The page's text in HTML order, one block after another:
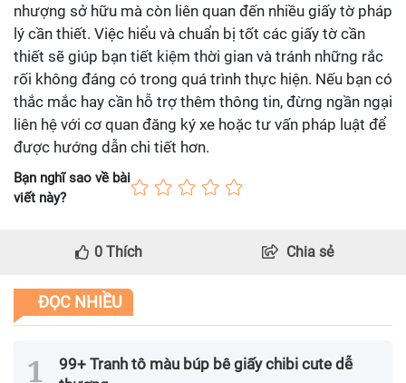
nhượng sở hữu mà còn liên quan đến nhiều giấy tờ pháp
lý cần thiết. Việc hiểu và chuẩn bị tốt các giấy tờ cần
thiết sẽ giúp bạn tiết kiệm thời gian và tránh những rắc
rối không đáng có trong quá trình thực hiện. Nếu bạn có
thắc mắc hay cần hỗ trợ thêm thông tin, đừng ngần ngại
liên hệ với cơ quan đăng ký xe hoặc tư vấn pháp luật để
được hướng dẫn chi tiết hơn.
Bạn nghĩ sao về bài
viết này?
0 Thích Chia sẻ
ĐỌC NHIỀU
99+ Tranh tô màu búp bê giấy chibi cute dễ